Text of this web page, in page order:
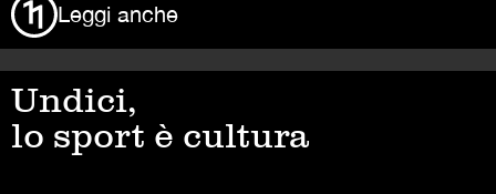
Leggi anche
Undici,
lo sport è cultura